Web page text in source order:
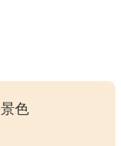
色